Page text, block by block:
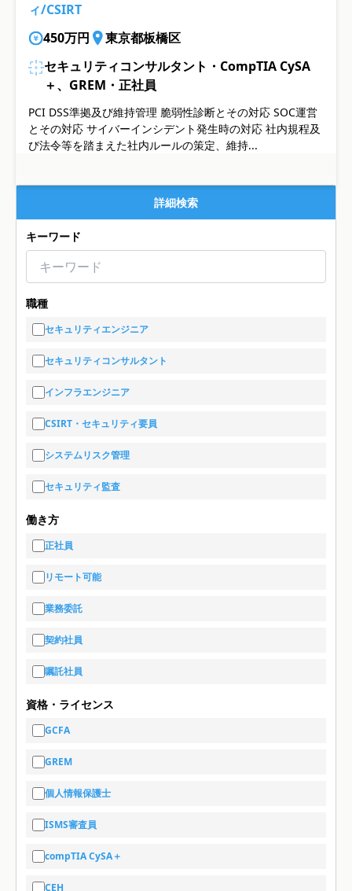
詳細検索
キーワード
職種
セキュリティエンジニア
セキュリティコンサルタント
インフラエンジニア
CSIRT・セキュリティ要員
システムリスク管理
セキュリティ監査
働き方
正社員
リモート可能
業務委託
契約社員
嘱託社員
資格・ライセンス
GCFA
GREM
個人情報保護士
ISMS審査員
compTIA CySA＋
CEH
ィ/CSIRT
450万円
東京都板橋区
セキュリティコンサルタント・CompTIA CySA
＋、GREM・正社員
PCI DSS準拠及び維持管理 脆弱性診断とその対応 SOC運営
とその対応 サイバーインシデント発生時の対応 社内規程及
び法令等を踏まえた社内ルールの策定、維持...